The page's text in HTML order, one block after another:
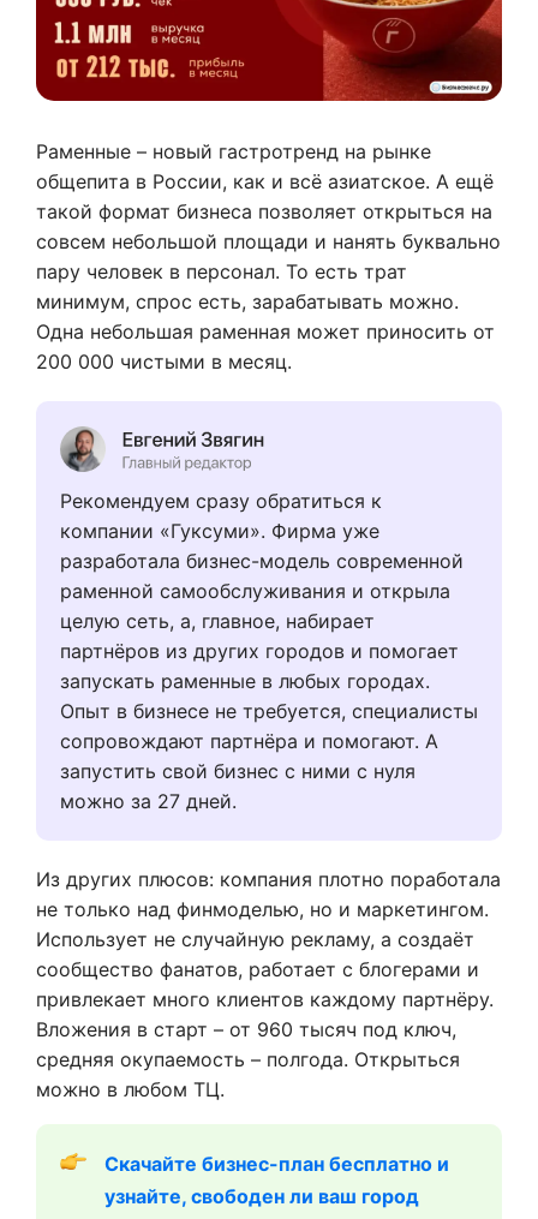
Раменные – новый гастротренд на рынке
общепита в России, как и всё азиатское. А ещё
такой формат бизнеса позволяет открыться на
совсем небольшой площади и нанять буквально
пару человек в персонал. То есть трат
минимум, спрос есть, зарабатывать можно.
Одна небольшая раменная может приносить от
200 000 чистыми в месяц.
Рекомендуем сразу обратиться к
компании «Гуксуми». Фирма уже
разработала бизнес-модель современной
раменной самообслуживания и открыла
целую сеть, а, главное, набирает
партнёров из других городов и помогает
запускать раменные в любых городах.
Опыт в бизнесе не требуется, специалисты
сопровождают партнёра и помогают. А
запустить свой бизнес с ними с нуля
можно за 27 дней.
Из других плюсов: компания плотно поработала
не только над финмоделью, но и маркетингом.
Использует не случайную рекламу, а создаёт
сообщество фанатов, работает с блогерами и
привлекает много клиентов каждому партнёру.
Вложения в старт – от 960 тысяч под ключ,
средняя окупаемость – полгода. Открыться
можно в любом ТЦ.
Скачайте бизнес-план бесплатно и
узнайте, свободен ли ваш город